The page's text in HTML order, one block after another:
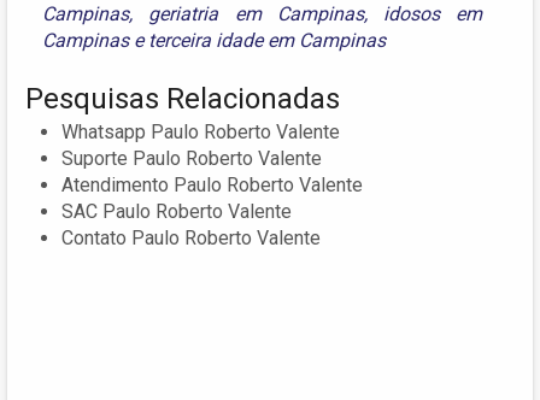
Campinas, geriatria em Campinas, idosos em
Campinase terceira idade em Campinas
Pesquisas Relacionadas
Whatsapp Paulo Roberto Valente
Suporte Paulo Roberto Valente
Atendimento Paulo Roberto Valente
SAC Paulo Roberto Valente
Contato Paulo Roberto Valente